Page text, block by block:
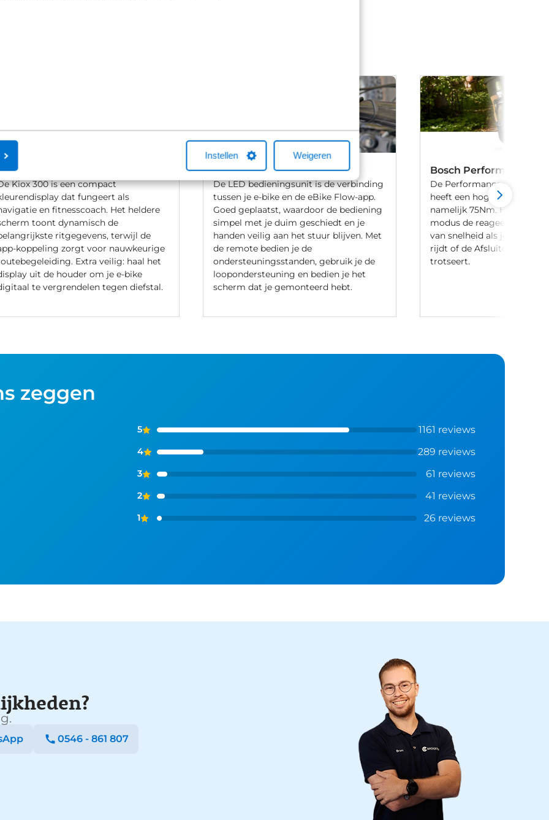
Instellen Weigeren
Kiox 300
Kiox 300 is een compact
dat fungeert als
en fitnesscoach. Het heldere
toont dynamisch de
ritgegevens, terwijl de
koppeling zorgt voor nauwkeurige
Extra veilig: haal het
uit de houder om je e-bike
te vergrendelen tegen diefstal.
Bosch LED Remote
De LED bedieningsunit is de verbinding
tussen je e-bike en de eBike Flow-app.
Goed geplaatst, waardoor de bediening
simpel met je duim geschiedt en je
handen veilig aan het stuur blijven. Met
de remote bedien je de
ondersteuningsstanden, gebruik je de
loopondersteuning en bedien je het
scherm dat je gemonteerd hebt.
Bosch Performance
De Performance Line
heeft een hogere koppel
namelijk 75Nm. Het heeft
modus de reageert op
van snelheid als je
rijdt of de Afsluitdijk met
trotseert.
zeggen
5 1161 reviews
4 289 reviews
3 61 reviews
2 41 reviews
1 26 reviews
0546 - 861 807